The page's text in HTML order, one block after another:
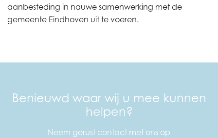
aanbesteding in nauwe samenwerking met de
gemeente Eindhoven uit te voeren.
Benieuwd waar wij u mee kunnen
helpen?
Neem gerust contact met ons op